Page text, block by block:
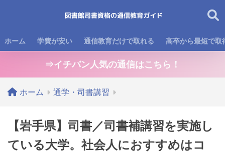
ホーム 学費が安い 通信教育だけで取れる 高卒から最短で取
⇒イチバン人気の通信はこちら！
ホーム 通学・司書講習
【岩手県】司書／司書補講習を実施し
ている大学。社会人におすすめはコ